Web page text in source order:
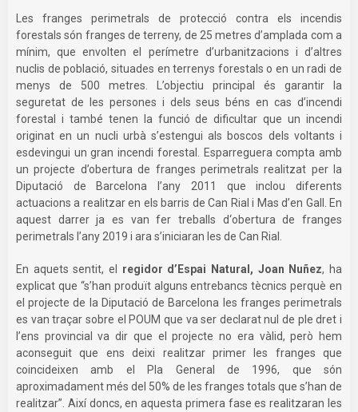
Les franges perimetrals de protecció contra els incendis
forestals són franges de terreny, de 25 metres d’amplada com a
mínim, que envolten el perímetre d’urbanitzacions i d’altres
nuclis de població, situades en terrenys forestals o en un radi de
menys de 500 metres. L’objectiu principal és garantir la
seguretat de les persones i dels seus béns en cas d’incendi
forestal i també tenen la funció de dificultar que un incendi
originat en un nucli urbà s’estengui als boscos dels voltants i
esdevingui un gran incendi forestal. Esparreguera compta amb
un projecte d’obertura de franges perimetrals realitzat per la
Diputació de Barcelona l’any 2011 que inclou diferents
actuacions a realitzar en els barris de Can Rial i Mas d’en Gall. En
aquest darrer ja es van fer treballs d‘obertura de franges
perimetrals l’any 2019 i ara s’iniciaran les de Can Rial.
En aquets sentit, el regidor d’Espai Natural, Joan Nuñez, ha
explicat que “s’han produït alguns entrebancs tècnics perquè en
el projecte de la Diputació de Barcelona les franges perimetrals
es van traçar sobre el POUM que va ser declarat nul de ple dret i
l’ens provincial va dir que el projecte no era vàlid, però hem
aconseguit que ens deixi realitzar primer les franges que
coincideixen amb el Pla General de 1996, que són
aproximadament més del 50% de les franges totals que s’han de
realitzar”. Així doncs, en aquesta primera fase es realitzaran les